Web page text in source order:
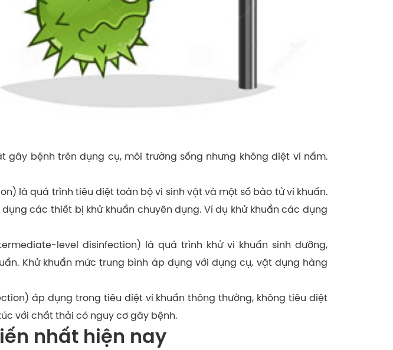
bệnh trên dụng cụ, môi trường sống nhưng không diệt vi nấm.
là quá trình tiêu diệt toàn bộ vi sinh vật và một số bào tử vi khuẩn.
các thiết bị khử khuẩn chuyên dụng. Ví dụ khử khuẩn các dụng
level disinfection) là quá trình khử vi khuẩn sinh dưỡng,
Khử khuẩn mức trung bình áp dụng với dụng cụ, vật dụng hàng
áp dụng trong tiêu diệt vi khuẩn thông thường, không tiêu diệt
với chất thải có nguy cơ gây bệnh.
nhất hiện nay